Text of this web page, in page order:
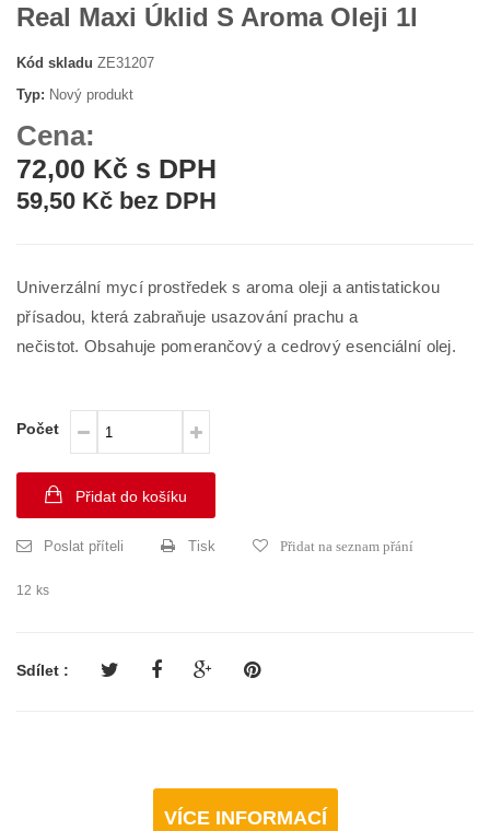
Real Maxi Úklid S Aroma Oleji 1l
Kód skladu ZE31207
Typ: Nový produkt
Cena:
72,00 Kč s DPH
59,50 Kč bez DPH
Univerzální mycí prostředek s aroma oleji a antistatickou
přísadou, která zabraňuje usazování prachu a
nečistot. Obsahuje pomerančový a cedrový esenciální olej.
Počet
Přidat do košíku
Poslat příteli Tisk Přidat na seznam přání
12 ks
Sdílet :
VÍCE INFORMACÍ